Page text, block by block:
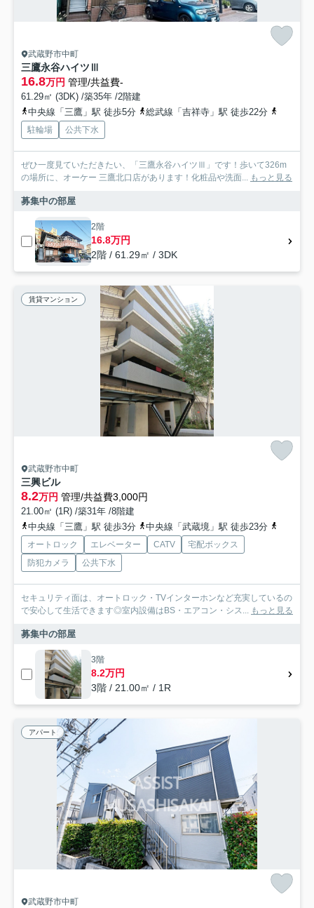
武蔵野市中町
三鷹永谷ハイツⅢ
16.8万円 管理/共益費-
61.29㎡ (3DK) /築35年 /2階建
中央線「三鷹」駅 徒歩5分
総武線「吉祥寺」駅 徒歩22分
駐輪場 公共下水
ぜひ一度見ていただきたい、「三鷹永谷ハイツⅢ」です！歩いて326m
の場所に、オーケー 三鷹北口店があります！化粧品や洗面... もっと見る
募集中の部屋
2階
16.8万円
2階 / 61.29㎡ / 3DK
賃貸マンション
武蔵野市中町
三興ビル
8.2万円 管理/共益費3,000円
21.00㎡ (1R) /築31年 /8階建
中央線「三鷹」駅 徒歩3分
中央線「武蔵境」駅 徒歩23分
オートロック エレベーター CATV
宅配ボックス
防犯カメラ
公共下水
セキュリティ面は、オートロック・TVインターホンなど充実しているの
で安心して生活できます◎室内設備はBS・エアコン・シス... もっと見る
募集中の部屋
3階
8.2万円
3階 / 21.00㎡ / 1R
アパート
武蔵野市中町